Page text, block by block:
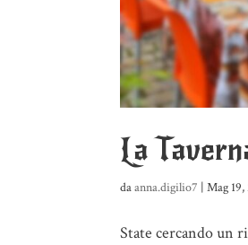
La
daanna.digilio7 |Mag 19,
State cercando un